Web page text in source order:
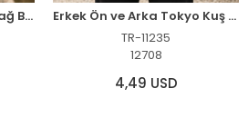
Erkek Outdoor Pusula Dağ Baskılı Kısa Kollu Oversize T-Shirt - Siyah
Erkek Ön ve Arka Tokyo Kuş Çiçek Baskılı Oversize T-Shirt - Ekru
TR-11235
12708
4,49 USD